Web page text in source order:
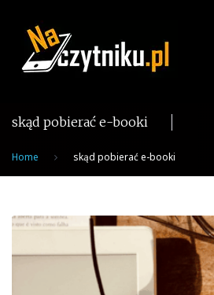
content
skąd pobierać e-booki
Home skąd pobierać e-booki
Tag:
skąd
pobierać